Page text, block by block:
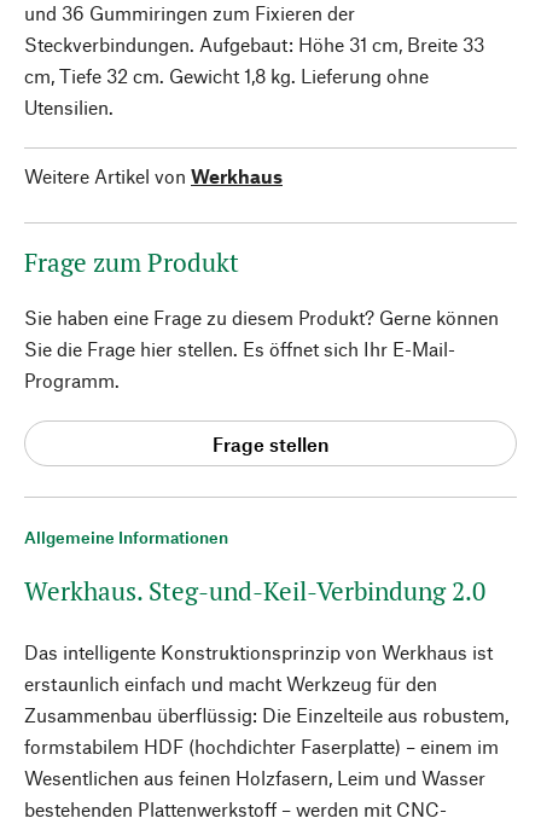
Allgemeine Informationen
Werkhaus. Steg-und-Keil-Verbindung 2.0
Das intelligente Konstruktionsprinzip von Werkhaus ist
erstaunlich einfach und macht Werkzeug für den
Zusammenbau überflüssig: Die Einzelteile aus robustem,
formstabilem HDF (hochdichter Faserplatte) – einem im
Wesentlichen aus feinen Holzfasern, Leim und Wasser
bestehenden Plattenwerkstoff – werden mit CNC-
und 36 Gummiringen zum Fixieren der
Steckverbindungen. Aufgebaut: Höhe 31 cm, Breite 33
cm, Tiefe 32 cm. Gewicht 1,8 kg. Lieferung ohne
Utensilien.
Weitere Artikel von Werkhaus
Frage zum Produkt
Sie haben eine Frage zu diesem Produkt? Gerne können
Sie die Frage hier stellen. Es öffnet sich Ihr E-Mail-
Programm.
Frage stellen